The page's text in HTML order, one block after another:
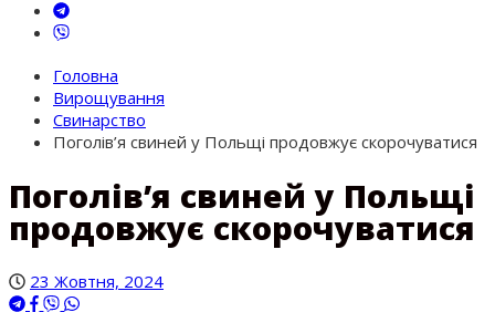
Головна
Вирощування
Свинарство
Поголів’я свиней у Польщі продовжує скорочуватися
Поголів’я свиней у Польщі
продовжує скорочуватися
23 Жовтня, 2024